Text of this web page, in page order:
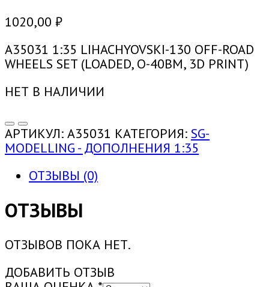
1020,00 ₽
A35031 1:35 LIHACHYOVSKI-130 OFF-ROAD
WHEELS SET (LOADED, O-40BM, 3D PRINT)
НЕТ В НАЛИЧИИ
АРТИКУЛ: A35031 КАТЕГОРИЯ: SG-
MODELLING - ДОПОЛНЕНИЯ 1:35
ОТЗЫВЫ (0)
ОТЗЫВЫ
ОТЗЫВОВ ПОКА НЕТ.
ДОБАВИТЬ ОТЗЫВ